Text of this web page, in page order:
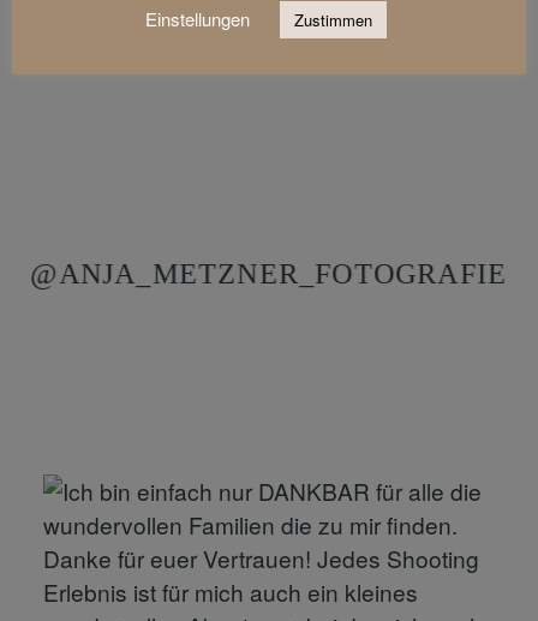
@ANJA_METZNER_FOTOGRAFIE
Einstellungen
Zustimmen